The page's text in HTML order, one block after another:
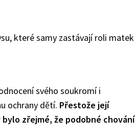
které samy zastávají roli matek
svého soukromí i
ochrany dětí. Přestože její
zřejmé, že podobné chování